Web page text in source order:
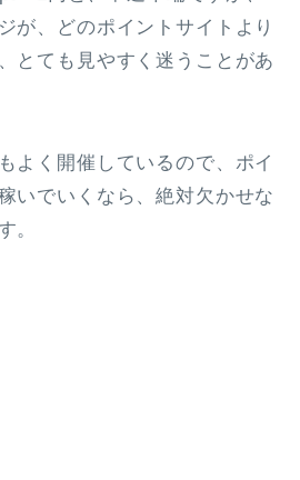
が、どのポイントサイトより
とても見やすく迷うことがあ
よく開催しているので、ポイ
いでいくなら、絶対欠かせな
。